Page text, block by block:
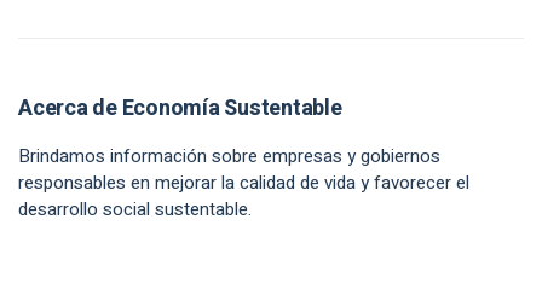
Acerca de Economía Sustentable
Brindamos información sobre empresas y gobiernos
responsables en mejorar la calidad de vida y favorecer el
desarrollo social sustentable.